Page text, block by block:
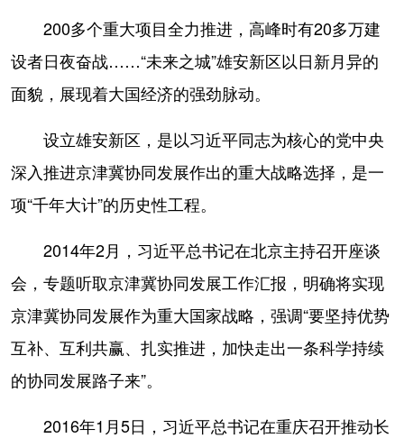
200多个重大项目全力推进，高峰时有20多万建
设者日夜奋战……“未来之城”雄安新区以日新月异的
面貌，展现着大国经济的强劲脉动。
设立雄安新区，是以习近平同志为核心的党中央
深入推进京津冀协同发展作出的重大战略选择，是一
项“千年大计”的历史性工程。
2014年2月，习近平总书记在北京主持召开座谈
会，专题听取京津冀协同发展工作汇报，明确将实现
京津冀协同发展作为重大国家战略，强调“要坚持优势
互补、互利共赢、扎实推进，加快走出一条科学持续
的协同发展路子来”。
2016年1月5日，习近平总书记在重庆召开推动长